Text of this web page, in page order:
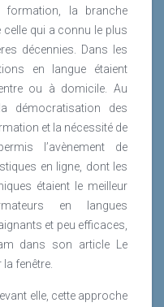
leur impact dans la
La digitalisation à
facteurs majeurs
comme
de métiers et de
la branche
celle qui a connu le plus
décennies. Dans les
en langue étaient
ou à domicile. Au
démocratisation des
et la nécessité de
l’avènement de
en ligne, dont les
étaient le meilleur
en langues
et peu efficaces,
dans son article Le
fenêtre.
elle, cette approche